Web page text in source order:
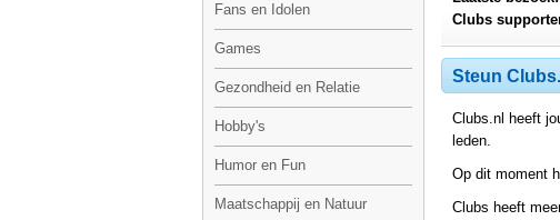
Fans en Idolen
Games
Gezondheid en Relatie
Hobby's
Humor en Fun
Maatschappij en Natuur
Clubs
Steun
Clubs.nl heeft
leden.
Op dit moment
Clubs heeft